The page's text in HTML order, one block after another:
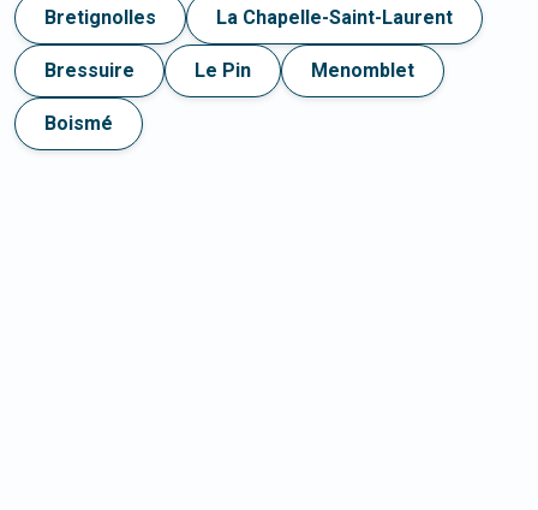
Bretignolles La Chapelle-Saint-Laurent
Bressuire Le Pin Menomblet
Boismé